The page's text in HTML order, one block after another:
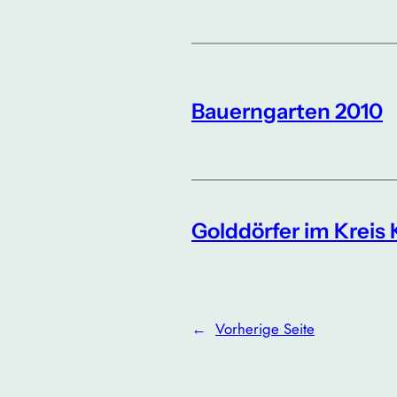
Bauerngarten 2010
Golddörfer im Kreis
← Vorherige Seite